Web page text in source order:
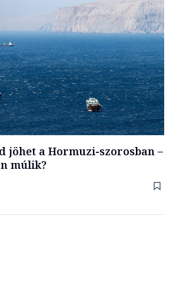
jöhet a Hormuzi-szorosban –
múlik?